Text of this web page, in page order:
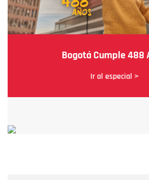
Bogotá Cumple 488
Ir al especial >